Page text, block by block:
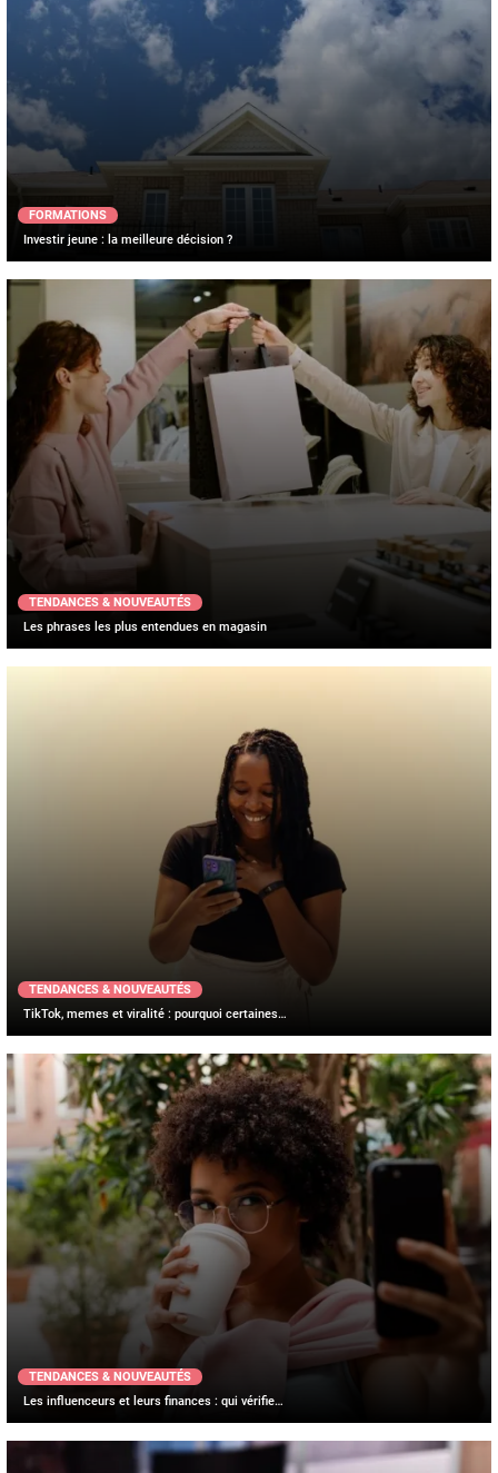
FORMATIONS
Investir jeune : la meilleure décision ?
TENDANCES & NOUVEAUTÉS
Les phrases les plus entendues en magasin
TENDANCES & NOUVEAUTÉS
TikTok, memes et viralité : pourquoi certaines…
TENDANCES & NOUVEAUTÉS
Les influenceurs et leurs finances : qui vérifie…